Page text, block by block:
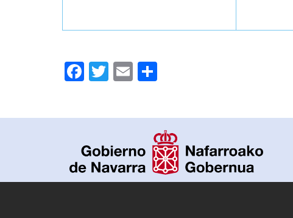
Facebook
Twitter
Email